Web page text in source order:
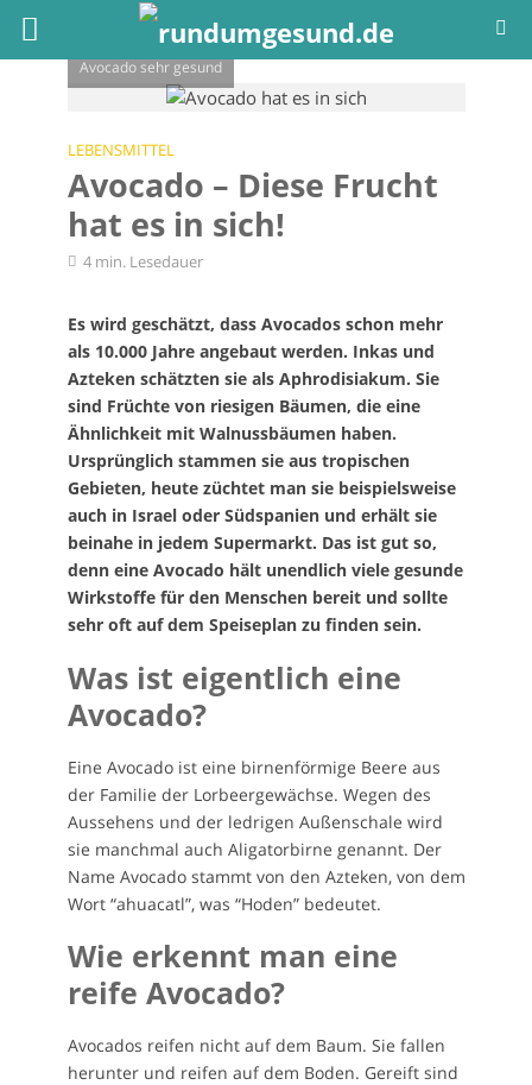
Trotz vielen Kalorien
Avocado sehr gesund
LEBENSMITTEL
Avocado – Diese Frucht
hat es in sich!
4 min. Lesedauer
Es wird geschätzt, dass Avocados schon mehr
als 10.000 Jahre angebaut werden. Inkas und
Azteken schätzten sie als Aphrodisiakum. Sie
sind Früchte von riesigen Bäumen, die eine
Ähnlichkeit mit Walnussbäumen haben.
Ursprünglich stammen sie aus tropischen
Gebieten, heute züchtet man sie beispielsweise
auch in Israel oder Südspanien und erhält sie
beinahe in jedem Supermarkt. Das ist gut so,
denn eine Avocado hält unendlich viele gesunde
Wirkstoffe für den Menschen bereit und sollte
sehr oft auf dem Speiseplan zu finden sein.
Was ist eigentlich eine
Avocado?
Eine Avocado ist eine birnenförmige Beere aus
der Familie der Lorbeergewächse. Wegen des
Aussehens und der ledrigen Außenschale wird
sie manchmal auch Aligatorbirne genannt. Der
Name Avocado stammt von den Azteken, von dem
Wort “ahuacatl”, was “Hoden” bedeutet.
Wie erkennt man eine
reife Avocado?
Avocados reifen nicht auf dem Baum. Sie fallen
herunter und reifen auf dem Boden. Gereift sind